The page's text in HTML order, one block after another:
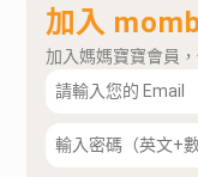
加入
加入媽媽寶寶會員